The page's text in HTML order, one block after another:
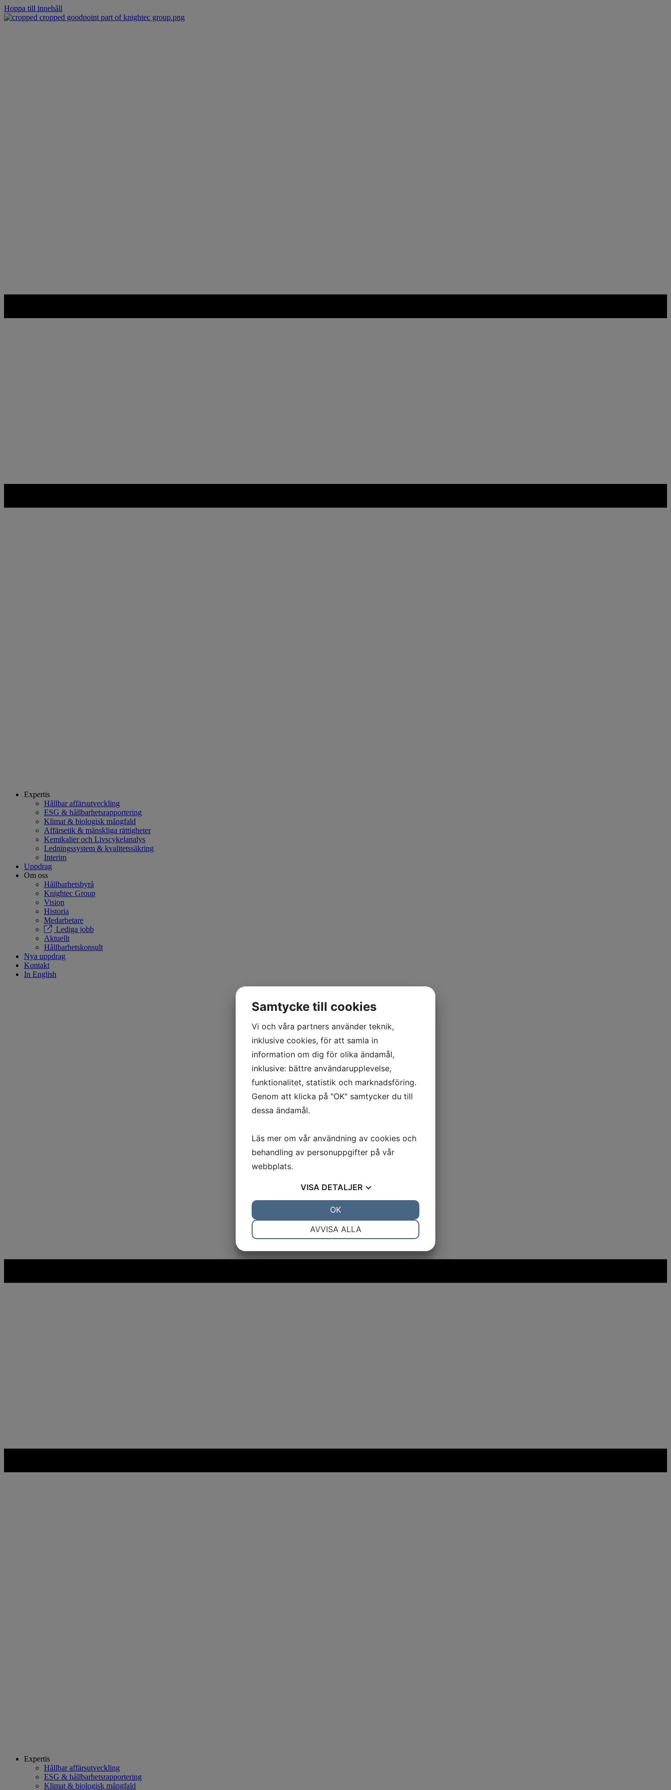
Hoppa till innehåll
Expertis
Hållbar affärsutveckling
ESG & hållbarhetsrapportering
Klimat & biologisk mångfald
Affärsetik & mänskliga rättigheter
Kemikalier och Livscykelanalys
Ledningssystem & kvalitetssäkring
Interim
Uppdrag
Om oss
Hållbarhetsbyrå
Knightec Group
Vision
Historia
Medarbetare
Lediga jobb
Aktuellt
Hållbarhetskonsult
Nya uppdrag
Kontakt
In English
Expertis
Hållbar affärsutveckling
ESG & hållbarhetsrapportering
Klimat & biologisk mångfald
Samtycke till cookies
Vi och våra partners använder teknik,
inklusive cookies, för att samla in
information om dig för olika ändamål,
inklusive: bättre användarupplevelse,
funktionalitet, statistik och marknadsföring.
Genom att klicka på "OK" samtycker du till
dessa ändamål.
Läs mer om vår användning av cookies och
behandling av personuppgifter på vår
webbplats.
VISA DETALJER
MARKNADSFÖRING STATISTIK
AVVISA ALLA
OK